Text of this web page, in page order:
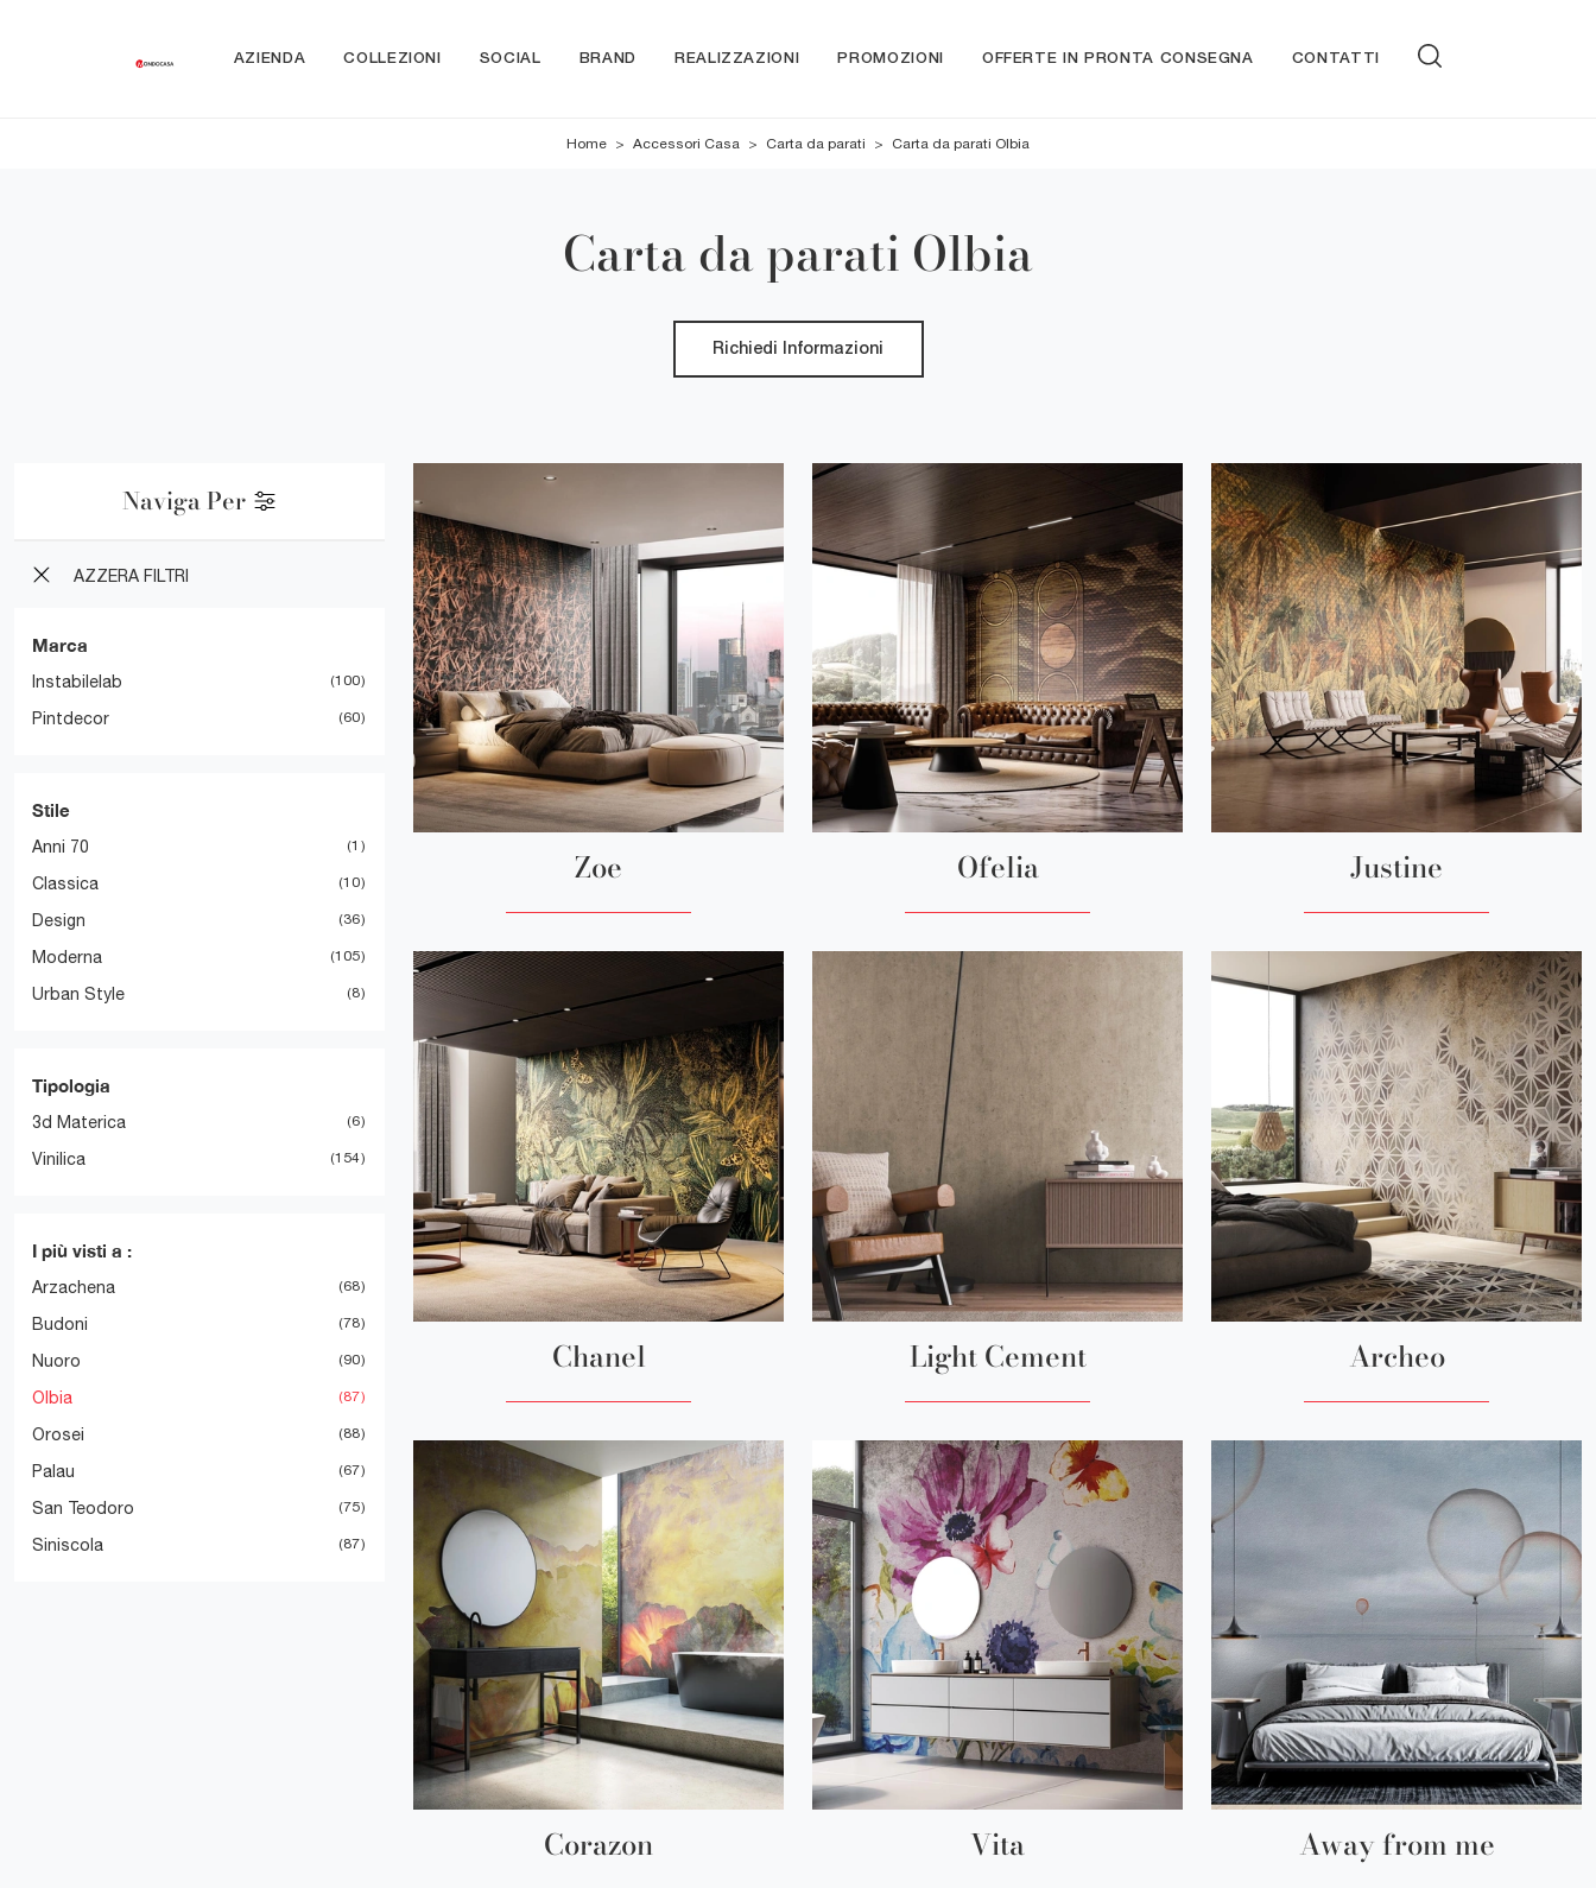
AZIENDA COLLEZIONI SOCIAL BRAND REALIZZAZIONI PROMOZIONI OFFERTE IN PRONTA CONSEGNA CONTATTI
Home > Accessori Casa > Carta da parati > Carta da parati Olbia
Carta da parati Olbia
Richiedi Informazioni
Naviga Per
AZZERA FILTRI
Marca
Instabilelab 100
Pintdecor 60
Stile
Anni 70 1
Classica 10
Design 36
Moderna 105
Urban Style 8
Tipologia
3d Materica 6
Vinilica 154
I più visti a :
Arzachena 68
Budoni 78
Nuoro 90
Olbia 87
Orosei 88
Palau 67
San Teodoro 75
Siniscola 87
Zoe Ofelia Justine
Chanel Light Cement Archeo
Corazon Vita Away from me